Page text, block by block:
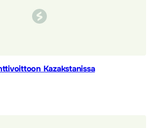
Kazakstanissa